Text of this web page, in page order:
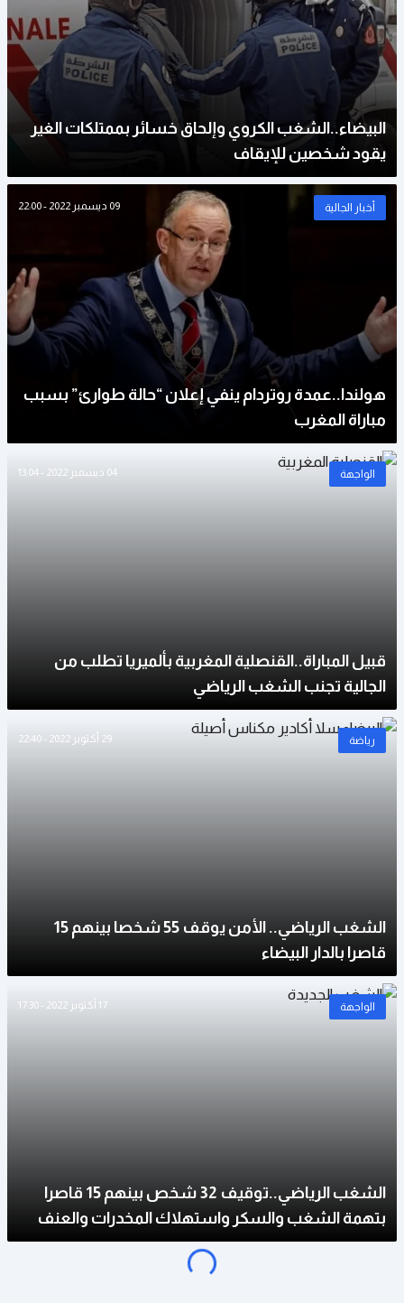
البيضاء..الشغب الكروي وإلحاق خسائر بممتلكات الغير
يقود شخصين للإيقاف
أخبار الجالية 09 ديسمبر 2022 - 22:00
هولندا..عمدة روتردام ينفي إعلان “حالة طوارئ” بسبب
مباراة المغرب
الواجهة 04 ديسمبر 2022 - 13:04
قبيل المباراة..القنصلية المغربية بألميريا تطلب من
الجالية تجنب الشغب الرياضي
رياضة 29 أكتوبر 2022 - 22:40
الشغب الرياضي.. الأمن يوقف 55 شخصا بينهم 15
قاصرا بالدار البيضاء
الواجهة 17 أكتوبر 2022 - 17:30
الشغب الرياضي..توقيف 32 شخص بينهم 15 قاصرا
بتهمة الشغب والسكر واستهلاك المخدرات والعنف
L
o
a
d
i
n
g
.
.
.